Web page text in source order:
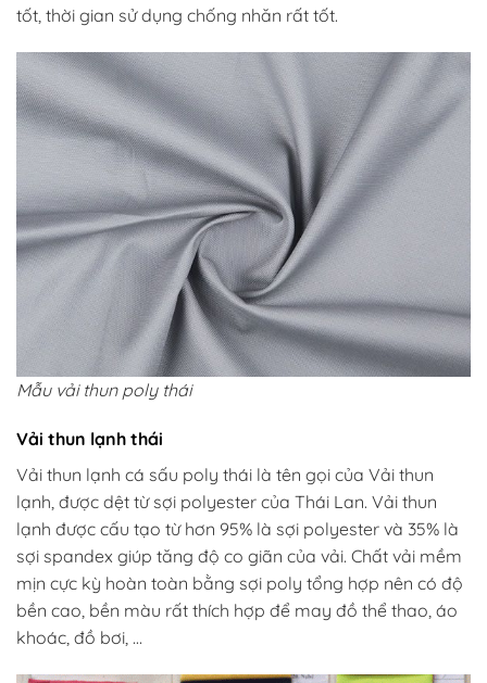
tốt, thời gian sử dụng chống nhăn rất tốt.
Mẫu vải thun poly thái
Vải thun lạnh thái
Vải thun lạnh cá sấu poly thái là tên gọi của Vải thun
lạnh, được dệt từ sợi polyester của Thái Lan. Vải thun
lạnh được cấu tạo từ hơn 95% là sợi polyester và 35% là
sợi spandex giúp tăng độ co giãn của vải. Chất vải mềm
mịn cực kỳ hoàn toàn bằng sợi poly tổng hợp nên có độ
bền cao, bền màu rất thích hợp để may đồ thể thao, áo
khoác, đồ bơi, …